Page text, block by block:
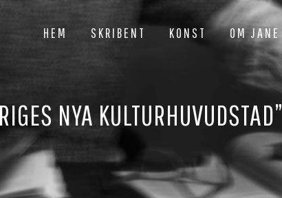
HEM SKRIBENT KONST OM JANE
NYA KULTURHUVUDSTAD”